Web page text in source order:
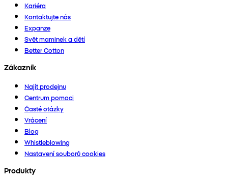
Kariéra
Kontaktujte nás
Expanze
Svět maminek a dětí
Better Cotton
Zákazník
Najít prodejnu
Centrum pomoci
Časté otázky
Vrácení
Blog
Whistleblowing
Nastavení souborů cookies
Produkty